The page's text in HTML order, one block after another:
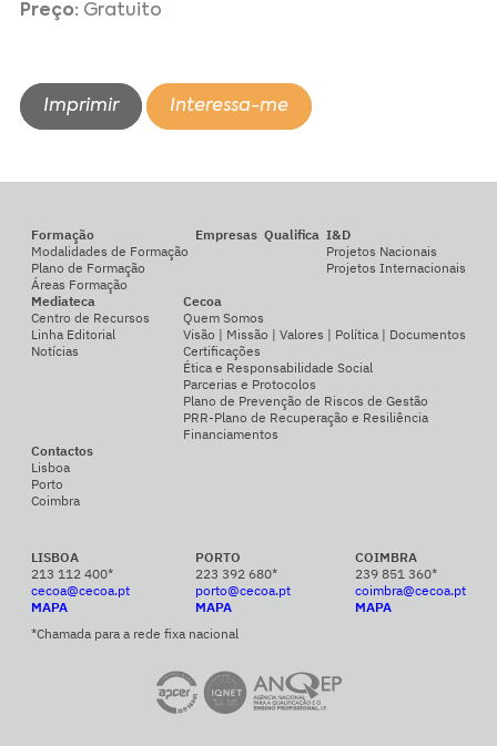
Preço: Gratuito
Imprimir Interessa-me
Formação
Modalidades de Formação
Plano de Formação
Áreas Formação
Empresas Qualifica I&D
Projetos Nacionais
Projetos Internacionais
Mediateca
Centro de Recursos
Linha Editorial
Notícias
Cecoa
Quem Somos
Visão | Missão | Valores | Política | Documentos
Certificações
Ética e Responsabilidade Social
Parcerias e Protocolos
Plano de Prevenção de Riscos de Gestão
PRR-Plano de Recuperação e Resiliência
Financiamentos
Contactos
Lisboa
Porto
Coimbra
LISBOA
213 112 400*
cecoa@cecoa.pt
MAPA
PORTO
223 392 680*
porto@cecoa.pt
MAPA
COIMBRA
239 851 360*
coimbra@cecoa.pt
MAPA
*Chamada para a rede fixa nacional